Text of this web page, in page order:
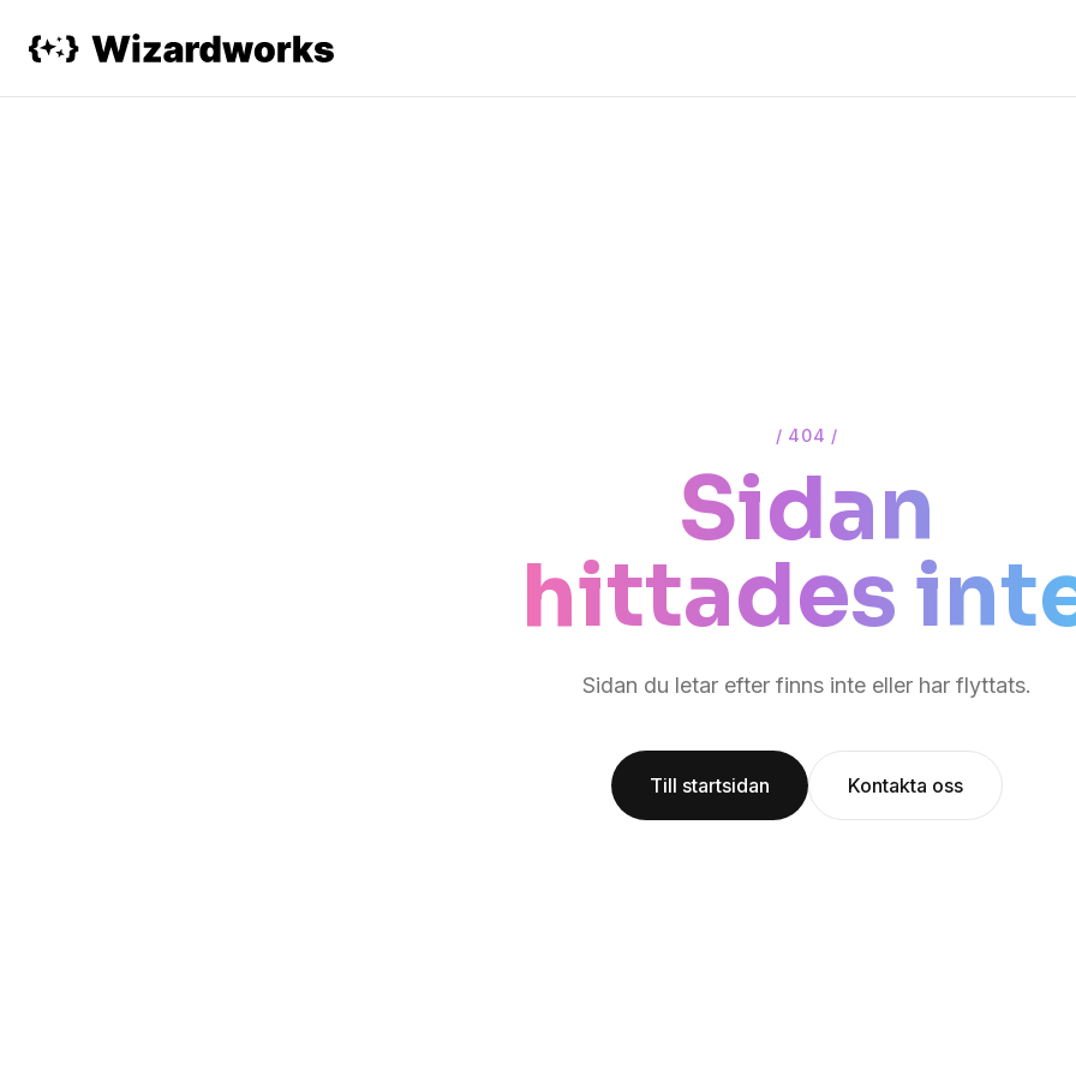
/ 404 /
Sidan
hittades
Sidan du letar efter finns inte eller har flyttats.
Till startsidan Kontakta oss